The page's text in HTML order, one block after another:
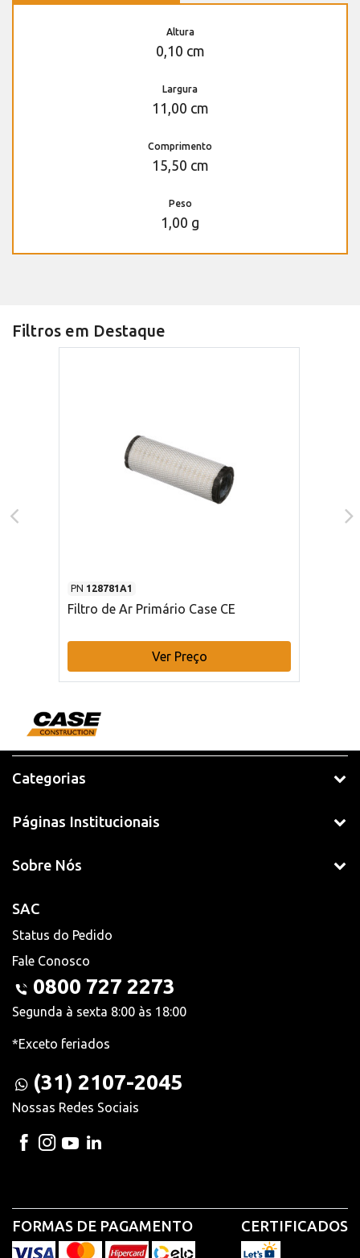
Altura
0,10 cm
Largura
11,00 cm
Comprimento
15,50 cm
Peso
1,00 g
Filtros em Destaque
PN 128781A1
Filtro de Ar Primário Case CE
Ver Preço
Categorias
Páginas Institucionais
Sobre Nós
SAC
Status do Pedido
Fale Conosco
0800 727 2273
Segunda à sexta 8:00 às 18:00
*Exceto feriados
(31) 2107-2045
Nossas Redes Sociais
FORMAS DE PAGAMENTO CERTIFICADOS